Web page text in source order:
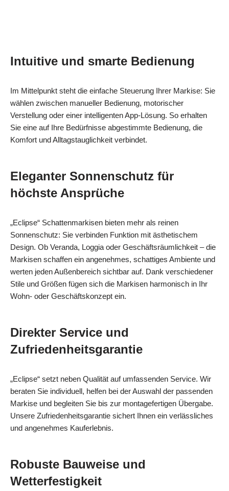
Intuitive und smarte Bedienung
Im Mittelpunkt steht die einfache Steuerung Ihrer Markise: Sie
wählen zwischen manueller Bedienung, motorischer
Verstellung oder einer intelligenten App-Lösung. So erhalten
Sie eine auf Ihre Bedürfnisse abgestimmte Bedienung, die
Komfort und Alltagstauglichkeit verbindet.
Eleganter Sonnenschutz für
höchste Ansprüche
„Eclipse“ Schattenmarkisen bieten mehr als reinen
Sonnenschutz: Sie verbinden Funktion mit ästhetischem
Design. Ob Veranda, Loggia oder Geschäftsräumlichkeit – die
Markisen schaffen ein angenehmes, schattiges Ambiente und
werten jeden Außenbereich sichtbar auf. Dank verschiedener
Stile und Größen fügen sich die Markisen harmonisch in Ihr
Wohn- oder Geschäftskonzept ein.
Direkter Service und
Zufriedenheitsgarantie
„Eclipse“ setzt neben Qualität auf umfassenden Service. Wir
beraten Sie individuell, helfen bei der Auswahl der passenden
Markise und begleiten Sie bis zur montagefertigen Übergabe.
Unsere Zufriedenheitsgarantie sichert Ihnen ein verlässliches
und angenehmes Kauferlebnis.
Robuste Bauweise und
Wetterfestigkeit